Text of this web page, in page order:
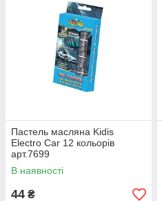
Пастель масляна Kidis
Electro Car 12 кольорів
арт.7699
В наявності
44 ₴